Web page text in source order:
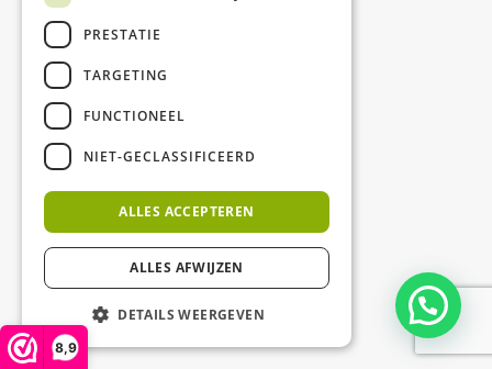
8,9
PRESTATIE
TARGETING
FUNCTIONEEL
NIET-GECLASSIFICEERD
ALLES ACCEPTEREN
ALLES AFWIJZEN
DETAILS WEERGEVEN